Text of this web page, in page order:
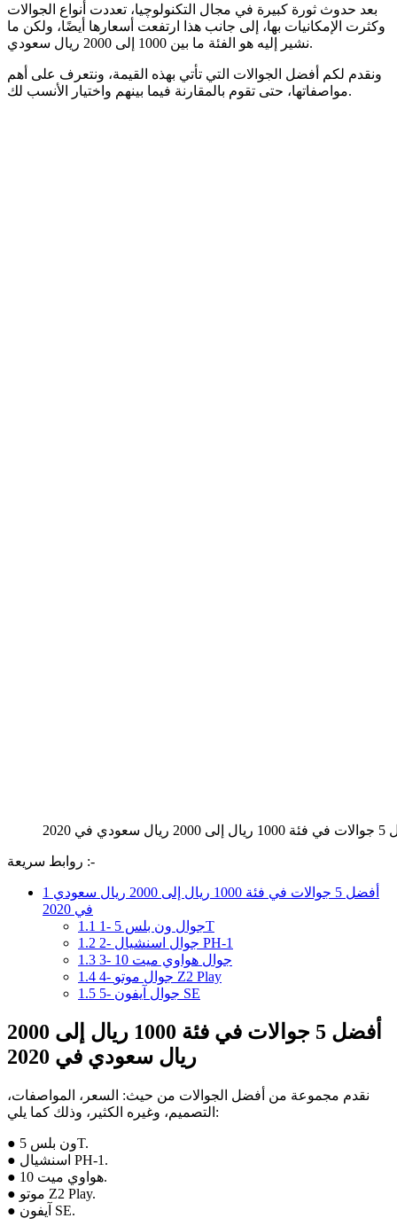
بعد حدوث ثورة كبيرة في مجال التكنولوچيا، تعددت أنواع الجوالات
وكثرت الإمكانيات بها، إلى جانب هذا ارتفعت أسعارها أيضًا، ولكن ما
نشير إليه هو الفئة ما بين 1000 إلى 2000 ريال سعودي.
ونقدم لكم أفضل الجوالات التي تأتي بهذه القيمة، ونتعرف على أهم
مواصفاتها، حتى تقوم بالمقارنة فيما بينهم واختيار الأنسب لك.
في 2020
روابط سريعة :-
1
في 2020
1.1
1- جوال ون بلس 5T
1.2
2- جوال اسنشيال PH-1
1.3
3- جوال هواوي ميت 10
1.4
4- جوال موتو Z2 Play
1.5
5- جوال آيفون SE
أفضل 5 جوالات في فئة 1000 ريال إلى 2000
ريال سعودي في 2020
نقدم مجموعة من أفضل الجوالات من حيث: السعر، المواصفات،
التصميم، وغيره الكثير، وذلك كما يلي:
● ون بلس 5T.
● اسنشيال PH-1.
● هواوي ميت 10.
● موتو Z2 Play.
● آيفون SE.